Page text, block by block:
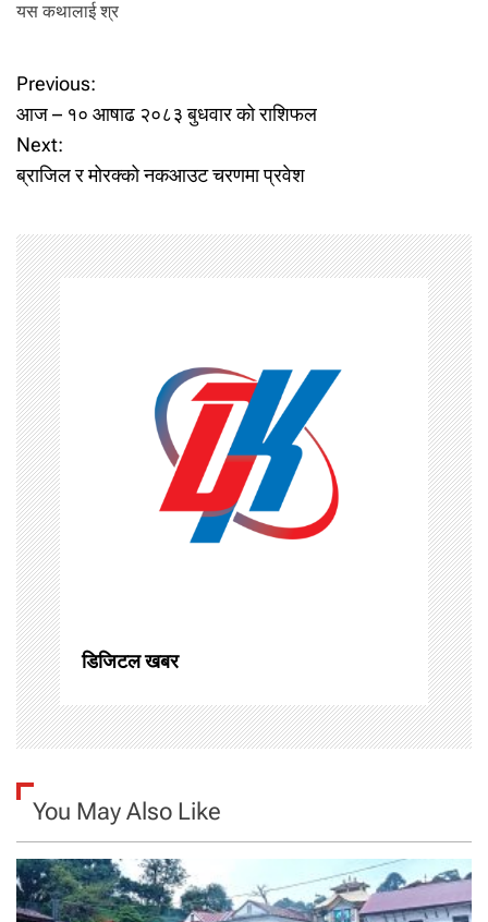
यस कथालाई श्र
P
o
s
t
n
a
v
i
g
a
t
i
o
n
Previous:
आज – १० आषाढ २०८३ बुधवार को राशिफल
Next:
ब्राजिल र मोरक्को नकआउट चरणमा प्रवेश
डिजिटल खबर
You May Also Like